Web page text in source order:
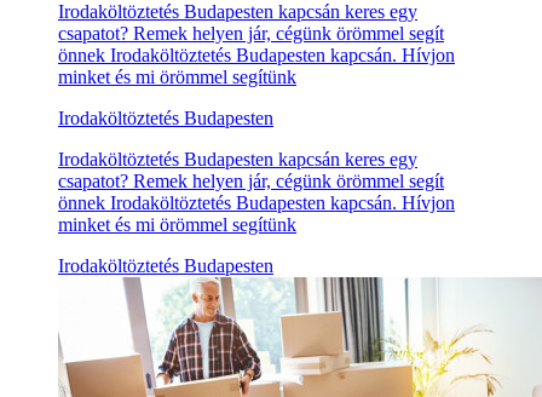
Irodaköltöztetés Budapesten kapcsán keres egy
csapatot? Remek helyen jár, cégünk örömmel segít
önnek Irodaköltöztetés Budapesten kapcsán. Hívjon
minket és mi örömmel segítünk
Irodaköltöztetés Budapesten
Irodaköltöztetés Budapesten kapcsán keres egy
csapatot? Remek helyen jár, cégünk örömmel segít
önnek Irodaköltöztetés Budapesten kapcsán. Hívjon
minket és mi örömmel segítünk
Irodaköltöztetés Budapesten